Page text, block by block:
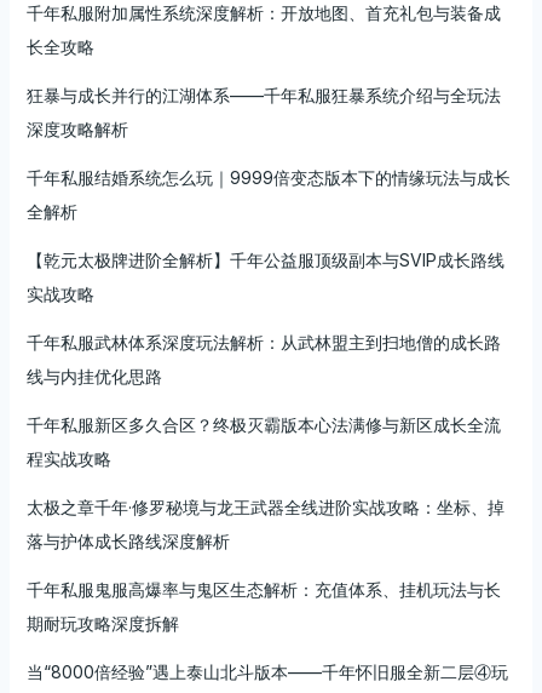
千年私服附加属性系统深度解析：开放地图、首充礼包与装备成
长全攻略
狂暴与成长并行的江湖体系——千年私服狂暴系统介绍与全玩法
深度攻略解析
千年私服结婚系统怎么玩｜9999倍变态版本下的情缘玩法与成长
全解析
【乾元太极牌进阶全解析】千年公益服顶级副本与SVIP成长路线
实战攻略
千年私服武林体系深度玩法解析：从武林盟主到扫地僧的成长路
线与内挂优化思路
千年私服新区多久合区？终极灭霸版本心法满修与新区成长全流
程实战攻略
太极之章千年·修罗秘境与龙王武器全线进阶实战攻略：坐标、掉
落与护体成长路线深度解析
千年私服鬼服高爆率与鬼区生态解析：充值体系、挂机玩法与长
期耐玩攻略深度拆解
当“8000倍经验”遇上泰山北斗版本——千年怀旧服全新二层④玩